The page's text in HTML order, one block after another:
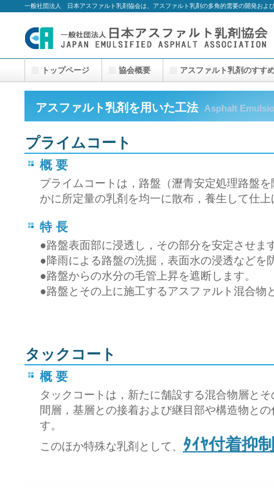
一般社団法人 日本アスファルト乳剤協会は、アスファルト乳剤の多角的需要の開発およ
アスファルト乳剤を用いた工法 Asphalt
プライムコート
概 要
プライムコートは，路盤（瀝青安定処理路盤
かに所定量の乳剤を均一に散布，養生して仕上
特 長
●路盤表面部に浸透し，その部分を安定させま
●降雨による路盤の洗掘，表面水の浸透などを
●路盤からの水分の毛管上昇を遮断します。
●路盤とその上に施工するアスファルト混合物
タックコート
概 要
タックコートは，新たに舗設する混合物層と
間層，基層との接着および継目部や構造物と
す。
このほか特殊な乳剤として、 ﾀｲﾔ付着抑
トップページ 協会概要 アスファルト乳剤のすす